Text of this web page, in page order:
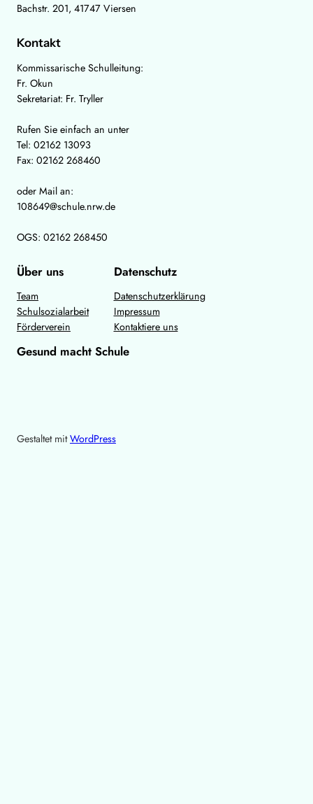
Bachstr. 201, 41747 Viersen
Kontakt
Kommissarische Schulleitung:
Fr. Okun
Sekretariat: Fr. Tryller
Rufen Sie einfach an unter
Tel: 02162 13093
Fax: 02162 268460
oder Mail an:
108649@schule.nrw.de
OGS: 02162 268450
Über uns
Team
Schulsozialarbeit
Förderverein
Datenschutz
Datenschutzerklärung
Impressum
Kontaktiere uns
Gesund macht Schule
Gestaltet mitWordPress